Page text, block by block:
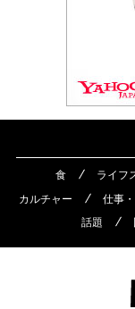
食 ライフ
カルチャー
仕事
話題